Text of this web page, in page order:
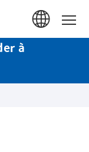
à